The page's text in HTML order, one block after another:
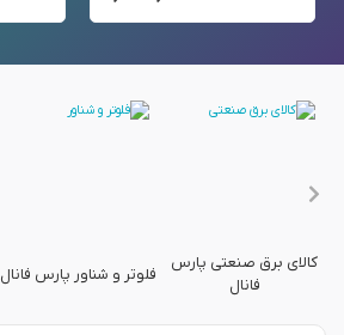
کالای برق صنعتی پارس
فانال
فلوتر و شناور پارس فانال